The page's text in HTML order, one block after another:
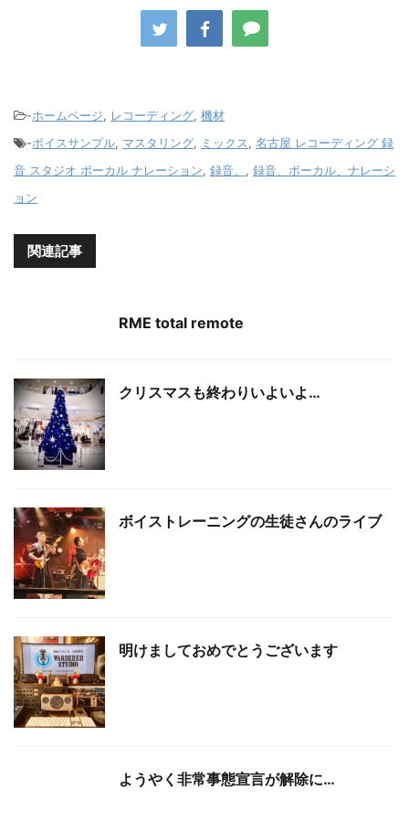
-ホームページ, レコーディング, 機材
-ボイスサンプル, マスタリング, ミックス, 名古屋 レコーディング 録
音 スタジオ ボーカル ナレーション, 録音、 , 録音、ボーカル、ナレーシ
ョン
関連記事
RME total remote
クリスマスも終わりいよいよ…
ボイストレーニングの生徒さんのライブ
明けましておめでとうございます
ようやく非常事態宣言が解除に…